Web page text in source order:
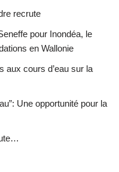
recrute
pour Inondéa, le
en Wallonie
aux cours d’eau sur la
Une opportunité pour la